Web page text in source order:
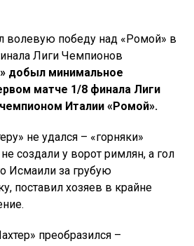
добыл минимальное
матче 1/8 финала Лиги
Италии «Ромой».
не удался – «горняки»
создали у ворот римлян, а гол
Исмаили за грубую
поставил хозяев в крайне
преобразился –